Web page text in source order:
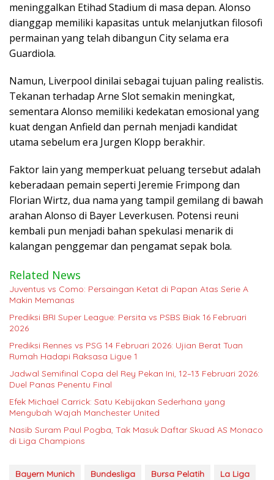
meninggalkan Etihad Stadium di masa depan. Alonso
dianggap memiliki kapasitas untuk melanjutkan filosofi
permainan yang telah dibangun City selama era
Guardiola.
Namun, Liverpool dinilai sebagai tujuan paling realistis.
Tekanan terhadap Arne Slot semakin meningkat,
sementara Alonso memiliki kedekatan emosional yang
kuat dengan Anfield dan pernah menjadi kandidat
utama sebelum era Jurgen Klopp berakhir.
Faktor lain yang memperkuat peluang tersebut adalah
keberadaan pemain seperti Jeremie Frimpong dan
Florian Wirtz, dua nama yang tampil gemilang di bawah
arahan Alonso di Bayer Leverkusen. Potensi reuni
kembali pun menjadi bahan spekulasi menarik di
kalangan penggemar dan pengamat sepak bola.
Related News
Juventus vs Como: Persaingan Ketat di Papan Atas Serie A
Makin Memanas
Prediksi BRI Super League: Persita vs PSBS Biak 16 Februari
2026
Prediksi Rennes vs PSG 14 Februari 2026: Ujian Berat Tuan
Rumah Hadapi Raksasa Ligue 1
Jadwal Semifinal Copa del Rey Pekan Ini, 12–13 Februari 2026:
Duel Panas Penentu Final
Efek Michael Carrick: Satu Kebijakan Sederhana yang
Mengubah Wajah Manchester United
Nasib Suram Paul Pogba, Tak Masuk Daftar Skuad AS Monaco
di Liga Champions
Bayern Munich Bundesliga Bursa Pelatih
La Liga